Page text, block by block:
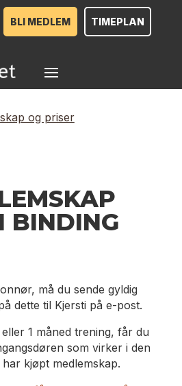
TIMEPLAN
BLI MEDLEM
og priser
BINDING
må du sende gyldig
dette til Kjersti på e-post.
1 måned trening, får du
som virker i den
kjøpt medlemskap.